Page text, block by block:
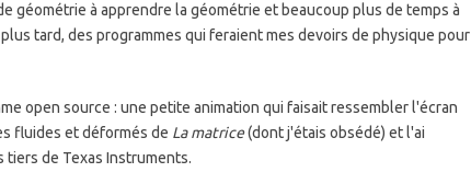
géométrie à apprendre la géométrie et beaucoup plus de temps à
tard, des programmes qui feraient mes devoirs de physique pour
open source : une petite animation qui faisait ressembler l'écran
fluides et déformés de La matrice(dont j'étais obsédé) et l'ai
de Texas Instruments.